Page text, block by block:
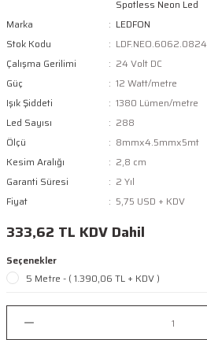
Spotless Neon Led
Marka
LEDFON
Stok Kodu
LDF.NEO.6062.0824
Çalışma Gerilimi
24 Volt DC
Güç
12 Watt/metre
Işık Şiddeti
1380 Lümen/metre
Led Sayısı
288
Ölçü
8mmx4.5mmx5mt
Kesim Aralığı
2,8 cm
Garanti Süresi
2 Yıl
Fiyat
5,75 USD + KDV
333,62 TL KDV Dahil
Seçenekler
5 Metre - ( 1.390,06 TL + KDV )